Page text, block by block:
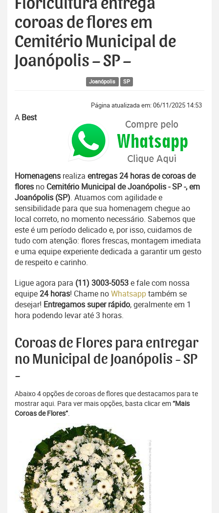
Floricultura entrega
coroas de flores em
Cemitério Municipal de
Joanópolis – SP –
Joanópolis SP
Página atualizada em: 06/11/2025 14:53
A Best
Homenagens realiza entregas 24 horas de coroas de
flores no Cemitério Municipal de Joanópolis - SP -, em
Joanópolis (SP). Atuamos com agilidade e
sensibilidade para que sua homenagem chegue ao
local correto, no momento necessário. Sabemos que
este é um período delicado e, por isso, cuidamos de
tudo com atenção: flores frescas, montagem imediata
e uma equipe experiente dedicada a garantir um gesto
de respeito e carinho.
Ligue agora para (11) 3003-5053e fale com nossa
equipe24 horas! Chame noWhatsapptambém se
desejar! Entregamos super rápido, geralmente em 1
hora podendo levar até 3 horas.
Coroas de Flores para entregar
no Municipal de Joanópolis - SP
-
Abaixo 4 opções de coroas de flores que destacamos para te
mostrar aqui. Para ver mais opções, basta clicar em“Mais
Coroas de Flores”.